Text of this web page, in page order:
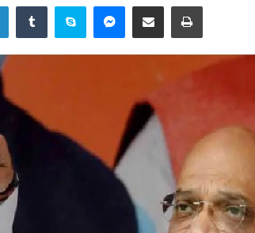
LinkedInTumblrSkypeMessenger
Share via EmailPrint